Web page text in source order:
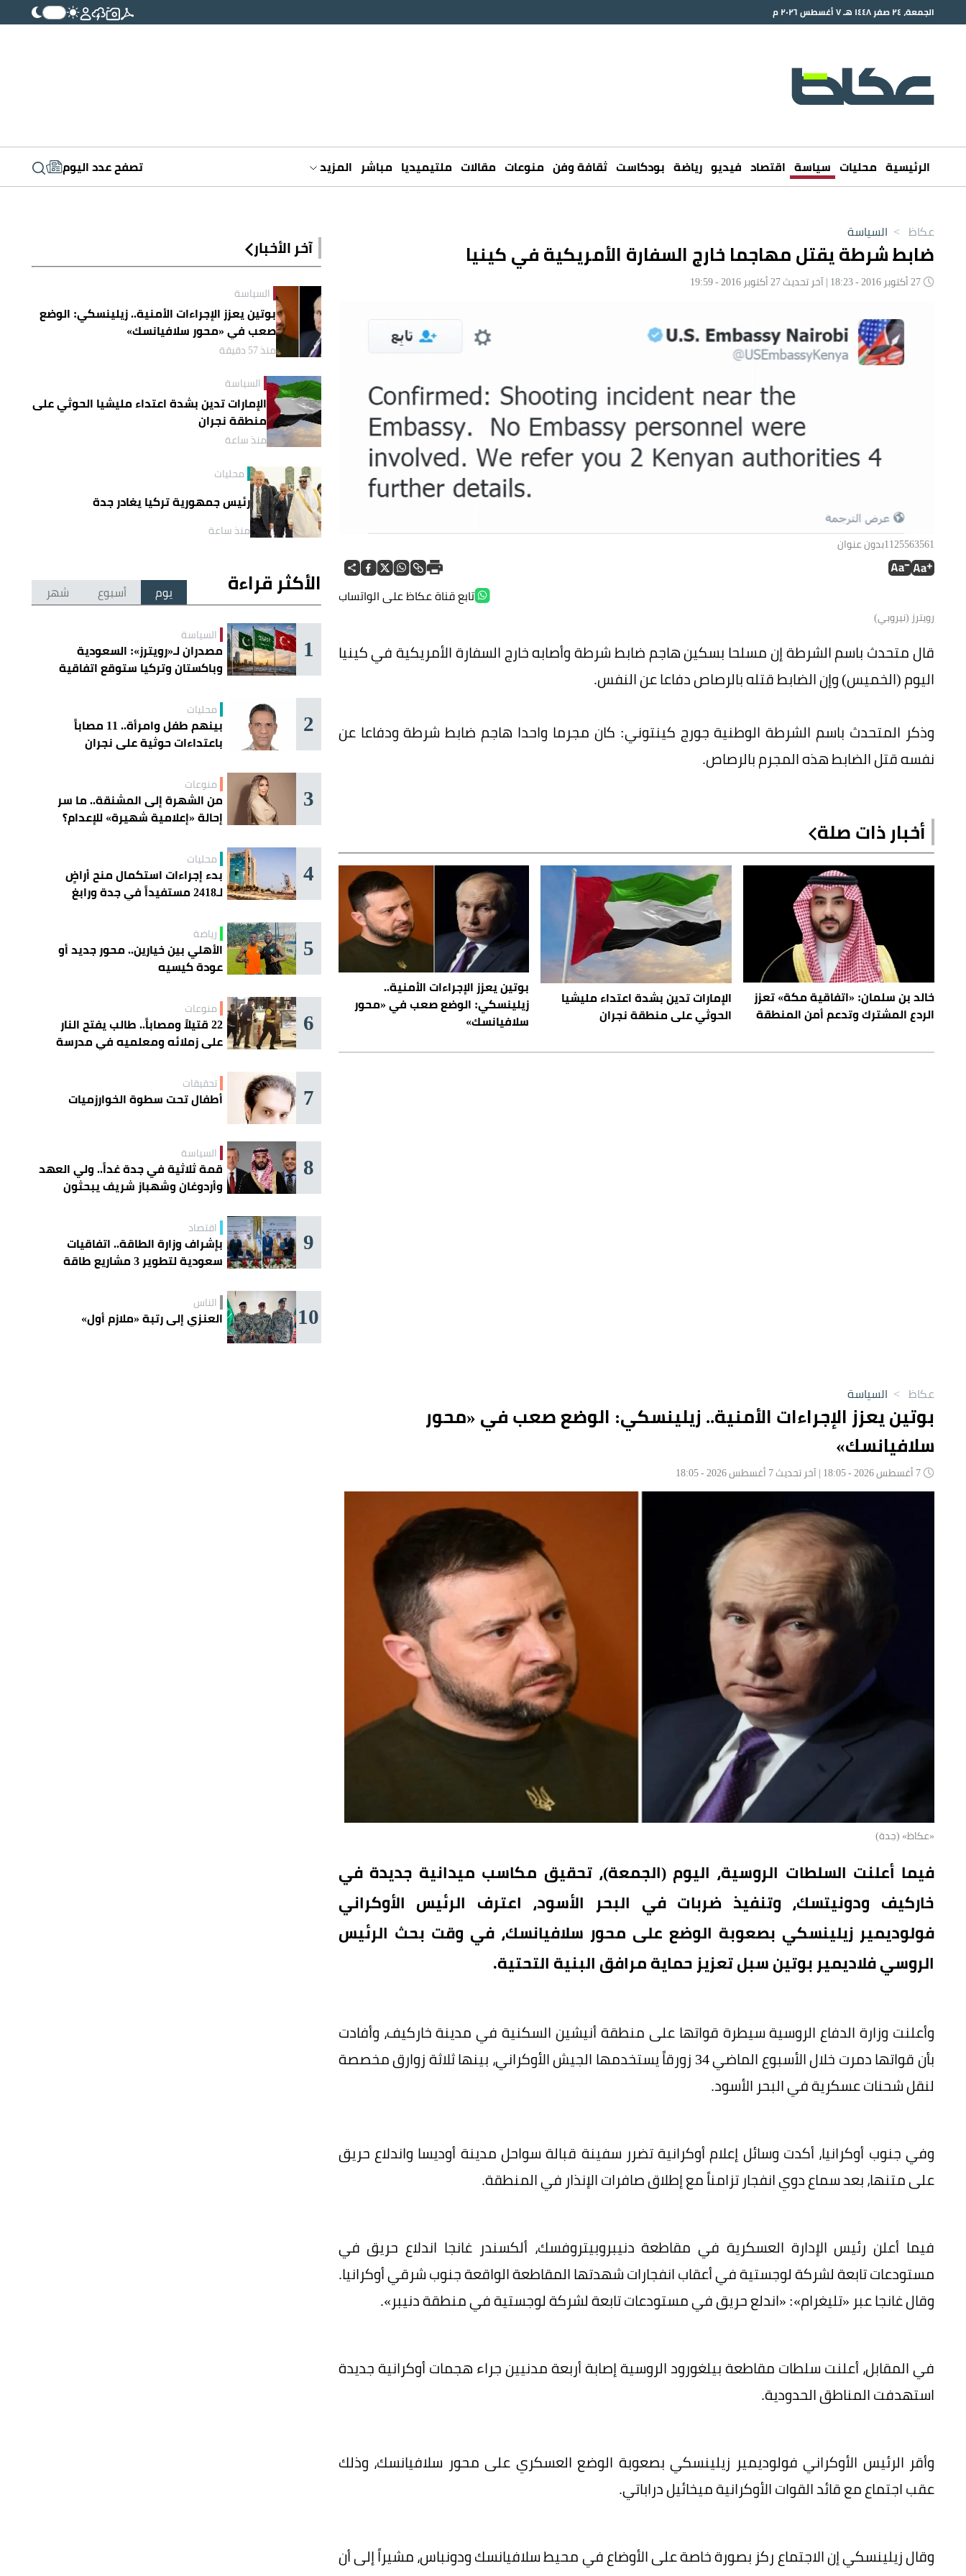
الجمعة، ٢٤ صفر ١٤٤٨ هـ ٧ أغسطس ٢٠٢٦ م
الرئيسية محليات سياسة اقتصاد فيديو رياضة بودكاست ثقافة وفن منوعات مقالات ملتيميديا مباشر المزيد تصفح عدد اليوم
عكاظ > السياسة
ضابط شرطة يقتل مهاجما خارج السفارة الأمريكية في كينيا
1125563561بدون عنوان
تابع قناة عكاظ على الواتساب
رويترز (نيروبي)
قال متحدث باسم الشرطة إن مسلحا بسكين هاجم ضابط شرطة وأصابه خارج السفارة الأمريكية في كينيا
اليوم (الخميس) وإن الضابط قتله بالرصاص دفاعا عن النفس.
وذكر المتحدث باسم الشرطة الوطنية جورج كينتوني: كان مجرما واحدا هاجم ضابط شرطة ودفاعا عن
نفسه قتل الضابط هذه المجرم بالرصاص.
أخبار ذات صلة
خالد بن سلمان: «اتفاقية مكة» تعزز
الردع المشترك وتدعم أمن المنطقة
الإمارات تدين بشدة اعتداء مليشيا
الحوثي على منطقة نجران
بوتين يعزز الإجراءات الأمنية..
زيلينسكي: الوضع صعب في «محور
سلافيانسك»
آخر الأخبار
السياسة
بوتين يعزز الإجراءات الأمنية.. زيلينسكي: الوضع
صعب في «محور سلافيانسك»
منذ 57 دقيقة
السياسة
الإمارات تدين بشدة اعتداء مليشيا الحوثي على
منطقة نجران
منذ ساعة
محليات
رئيس جمهورية تركيا يغادر جدة
منذ ساعة
الأكثر قراءة يوم أسبوع شهر
1 السياسة
مصدران لـ«رويترز»: السعودية
وباكستان وتركيا ستوقع اتفاقية
2 محليات
بينهم طفل وامرأة.. 11 مصاباً
باعتداءات حوثية على نجران
3 منوعات
من الشهرة إلى المشنقة.. ما سر
إحالة «إعلامية شهيرة» للإعدام؟
4 محليات
بدء إجراءات استكمال منح أراضٍ
لـ2418 مستفيداً في جدة ورابغ
5 رياضة
الأهلي بين خيارين.. محور جديد أو
عودة كيسيه
6 منوعات
22 قتيلاً ومصاباً.. طالب يفتح النار
على زملائه ومعلميه في مدرسة
7 تحقيقات
أطفال تحت سطوة الخوارزميات
8 السياسة
قمة ثلاثية في جدة غداً.. ولي العهد
وأردوغان وشهباز شريف يبحثون
9 اقتصاد
بإشراف وزارة الطاقة.. اتفاقيات
سعودية لتطوير 3 مشاريع طاقة
10 الناس
العنزي إلى رتبة «ملازم أول»
عكاظ > السياسة
بوتين يعزز الإجراءات الأمنية.. زيلينسكي: الوضع صعب في «محور
سلافيانسك»
«عكاظ» (جدة)
فيما أعلنت السلطات الروسية، اليوم (الجمعة)، تحقيق مكاسب ميدانية جديدة في
خاركيف ودونيتسك، وتنفيذ ضربات في البحر الأسود، اعترف الرئيس الأوكراني
فولوديمير زيلينسكي بصعوبة الوضع على محور سلافيانسك، في وقت بحث الرئيس
الروسي فلاديمير بوتين سبل تعزيز حماية مرافق البنية التحتية.
وأعلنت وزارة الدفاع الروسية سيطرة قواتها على منطقة أنيشين السكنية في مدينة خاركيف، وأفادت
بأن قواتها دمرت خلال الأسبوع الماضي 34 زورقاً يستخدمها الجيش الأوكراني، بينها ثلاثة زوارق مخصصة
لنقل شحنات عسكرية في البحر الأسود.
وفي جنوب أوكرانيا، أكدت وسائل إعلام أوكرانية تضرر سفينة قبالة سواحل مدينة أوديسا واندلاع حريق
على متنها، بعد سماع دوي انفجار تزامناً مع إطلاق صافرات الإنذار في المنطقة.
فيما أعلن رئيس الإدارة العسكرية في مقاطعة دنيبروبيتروفسك، ألكسندر غانجا اندلاع حريق في
مستودعات تابعة لشركة لوجستية في أعقاب انفجارات شهدتها المقاطعة الواقعة جنوب شرقي أوكرانيا.
وقال غانجا عبر «تليغرام»: «اندلع حريق في مستودعات تابعة لشركة لوجستية في منطقة دنيبر».
في المقابل، أعلنت سلطات مقاطعة بيلغورود الروسية إصابة أربعة مدنيين جراء هجمات أوكرانية جديدة
استهدفت المناطق الحدودية.
وأقر الرئيس الأوكراني فولوديمير زيلينسكي بصعوبة الوضع العسكري على محور سلافيانسك، وذلك
عقب اجتماع مع قائد القوات الأوكرانية ميخائيل دراباتي.
وقال زيلينسكي إن الاجتماع ركز بصورة خاصة على الأوضاع في محيط سلافيانسك ودونباس، مشيراً إلى أن